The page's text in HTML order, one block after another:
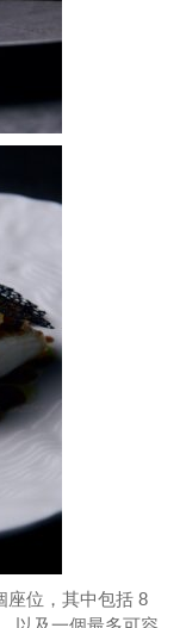
座位，其中包括 8